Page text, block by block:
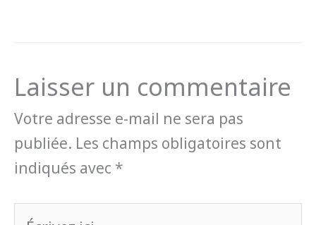
Laisser un commentaire
Votre adresse e-mail ne sera pas
publiée. Les champs obligatoires sont
indiqués avec *
Écrivez